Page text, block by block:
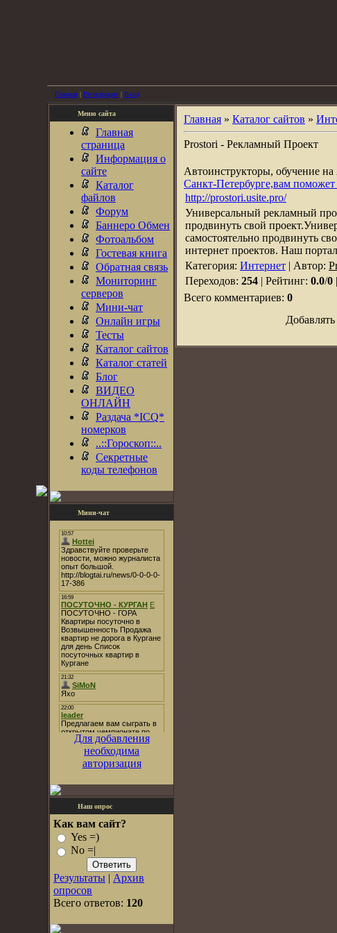
Главная | Регистрация | Вход
Меню сайта
Главная
страница
Информация о
сайте
Каталог
файлов
Форум
Баннеро Обмен
Фотоальбом
Гостевая книга
Обратная связь
Мониторинг
серверов
Мини-чат
Онлайн игры
Тесты
Каталог сайтов
Каталог статей
Блог
ВИДЕО
ОНЛАЙН
Раздача *ICQ*
номерков
..::Гороскоп::..
Секретные
коды телефонов
Мини-чат
Для добавления
необходима
авторизация
Наш опрос
Как вам сайт?
Yes =)
No =|
Результаты | Архив
опросов
Всего ответов: 120
Главная » Каталог сайтов »
Prostori - Рекламный Проект
Автоинструкторы, обучение
Санкт-Петербурге,вам
http://prostori.usite.pro/
Универсальный рекламный
продвинуть свой
самостоятельно продвинуть
интернет проектов. Наш
Категория: Интернет | Автор:
Переходов: 254 | Рейтинг: 0.0/0 |
Всего комментариев: 0